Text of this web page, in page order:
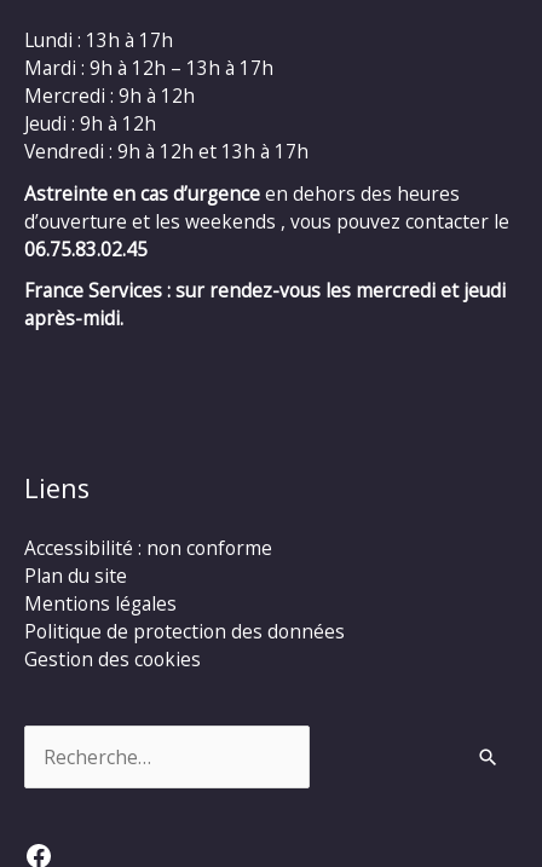
Lundi : 13h à 17h
Mardi : 9h à 12h – 13h à 17h
Mercredi : 9h à 12h
Jeudi : 9h à 12h
Vendredi : 9h à 12h et 13h à 17h
Astreinte en cas d’urgenceen dehors des heures
d’ouverture et les weekends , vous pouvez contacter le
06.75.83.02.45
France Services : sur rendez-vous les mercredi et jeudi
après-midi.
Liens
Accessibilité : non conforme
Plan du site
Mentions légales
Politique de protection des données
Gestion des cookies
Facebook